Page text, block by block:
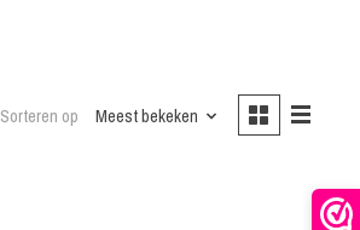
Sorteren op Meest bekeken